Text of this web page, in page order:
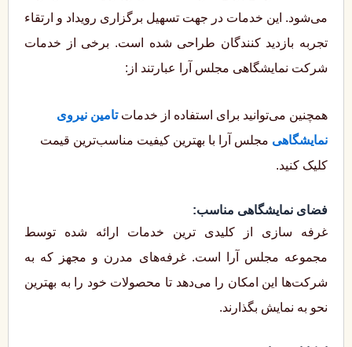
می‌شود. این خدمات در جهت تسهیل برگزاری رویداد و ارتقاء
تجربه بازدید کنندگان طراحی شده است. برخی از خدمات
شرکت نمایشگاهی مجلس آرا عبارتند از:
همچنین می‌توانید برای استفاده از خدماتتامین نیروی
نمایشگاهی مجلس آرا با بهترین کیفیت مناسب‌ترین قیمت
کلیک کنید.
فضای نمایشگاهی مناسب:
غرفه سازی از کلیدی ترین خدمات ارائه شده توسط
مجموعه مجلس آرا است. غرفه‌های مدرن و مجهز که به
شرکت‌ها این امکان را می‌دهد تا محصولات خود را به بهترین
نحو به نمایش بگذارند.